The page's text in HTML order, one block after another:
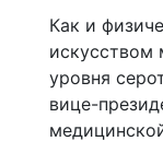
Как и
искусством
уровня
вице-